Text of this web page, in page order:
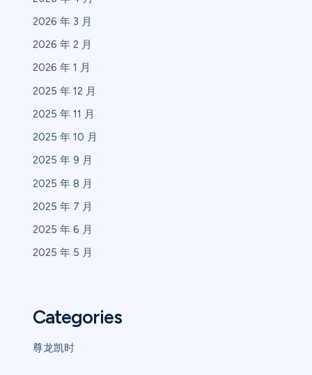
2026 年 3 月
2026 年 2 月
2026 年 1 月
2025 年 12 月
2025 年 11 月
2025 年 10 月
2025 年 9 月
2025 年 8 月
2025 年 7 月
2025 年 6 月
2025 年 5 月
Categories
尊龙凯时